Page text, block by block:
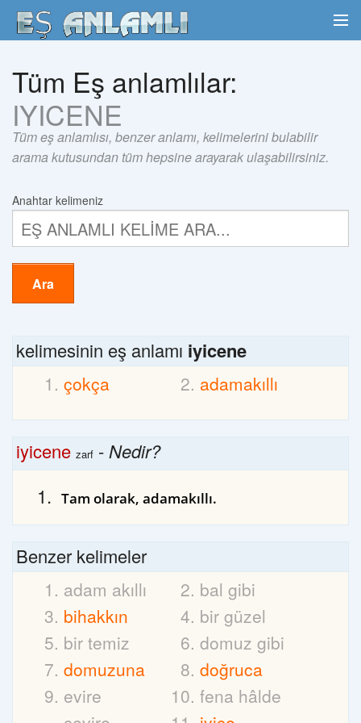
Tüm Eş anlamlılar:
IYICENE
Tüm eş anlamlısı, benzer anlamı, kelimelerini bulabilir
arama kutusundan tüm hepsine arayarak ulaşabilirsiniz.
Anahtar kelimeniz
Ara
kelimesinin eş anlamı iyicene
çokça adamakıllı
iyicene zarf -Nedir?
Tam olarak, adamakıllı.
Benzer kelimeler
adam akıllı
bal gibi
bihakkın
bir güzel
bir temiz
domuz gibi
domuzuna
doğruca
evire
fena hâlde